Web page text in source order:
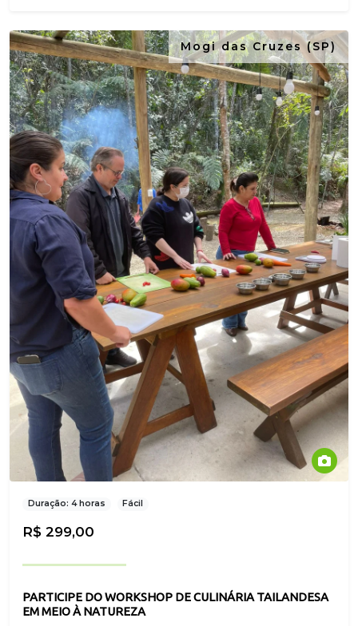
Mogi das Cruzes (SP)
Duração: 4 horas Fácil
R$ 299,00
PARTICIPE DO WORKSHOP DE CULINÁRIA TAILANDESA
EM MEIO À NATUREZA